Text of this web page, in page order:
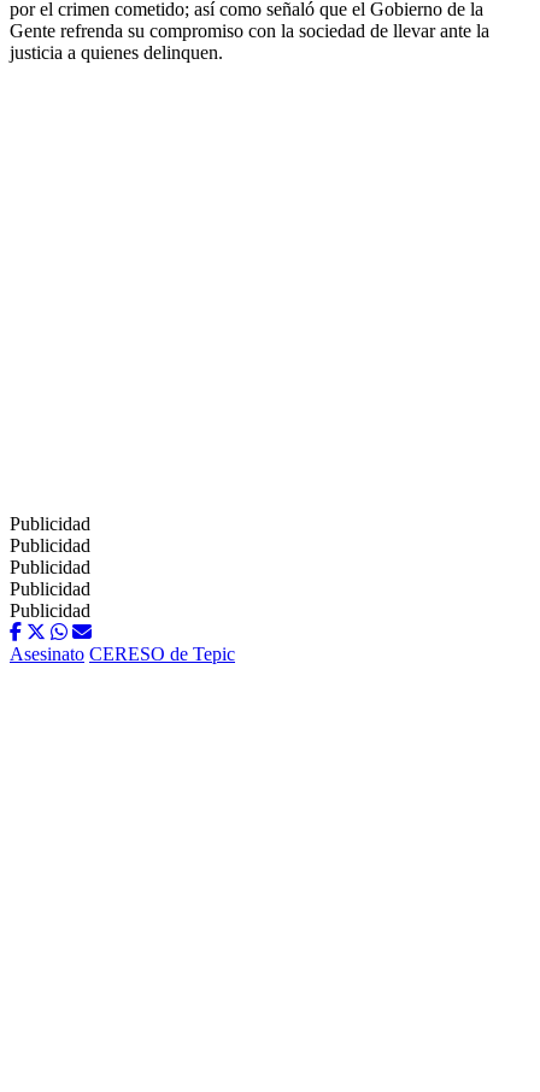
por el crimen cometido; así como señaló que el Gobierno de la
Gente refrenda su compromiso con la sociedad de llevar ante la
justicia a quienes delinquen.
Publicidad
Publicidad
Publicidad
Publicidad
Publicidad
Asesinato CERESO de Tepic